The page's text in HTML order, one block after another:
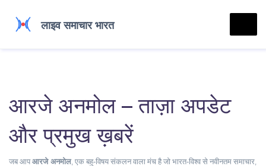
आरजे अनमोल – ताज़ा अपडेट
और प्रमुख ख़बरें
जब आपआरजे अनमोल, एक बहु‑विषय संकलन वाला मंच है जो भारत‑विश्व से नवीनतम समाचार,